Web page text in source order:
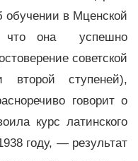
обучении в Мценской
что она успешно
советской
ступеней),
говорит о
курс латинского
году, — результат